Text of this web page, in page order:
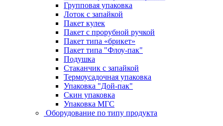
Групповая упаковка
Лоток с запайкой
Пакет кулек
Пакет с прорубной ручкой
Пакет типа «брикет»
Пакет типа "Флоу-пак"
Подушка
Стаканчик с запайкой
Термоусадочная упаковка
Упаковка "Дой-пак"
Скин упаковка
Упаковка МГС
Оборудование по типу продукта